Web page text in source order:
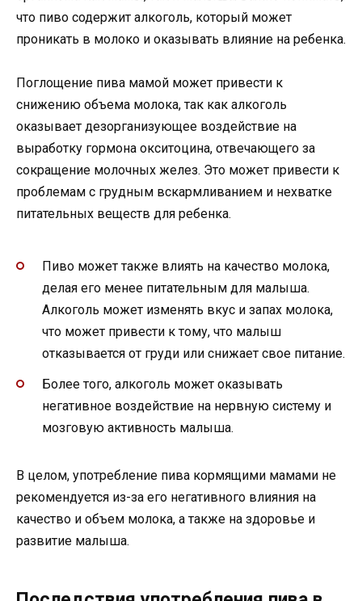
что пиво содержит алкоголь, который может
проникать в молоко и оказывать влияние на ребенка.
Поглощение пива мамой может привести к
снижению объема молока, так как алкоголь
оказывает дезорганизующее воздействие на
выработку гормона окситоцина, отвечающего за
сокращение молочных желез. Это может привести к
проблемам с грудным вскармливанием и нехватке
питательных веществ для ребенка.
Пиво может также влиять на качество молока,
делая его менее питательным для малыша.
Алкоголь может изменять вкус и запах молока,
что может привести к тому, что малыш
отказывается от груди или снижает свое питание.
Более того, алкоголь может оказывать
негативное воздействие на нервную систему и
мозговую активность малыша.
В целом, употребление пива кормящими мамами не
рекомендуется из-за его негативного влияния на
качество и объем молока, а также на здоровье и
развитие малыша.